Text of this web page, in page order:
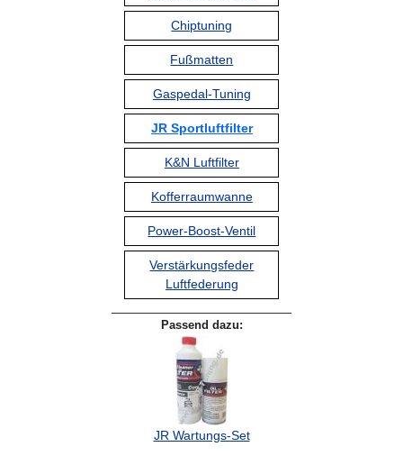
Chiptuning
Fußmatten
Gaspedal-Tuning
JR Sportluftfilter
K&N Luftfilter
Kofferraumwanne
Power-Boost-Ventil
Verstärkungsfeder
Luftfederung
Passend dazu:
JR Wartungs-Set